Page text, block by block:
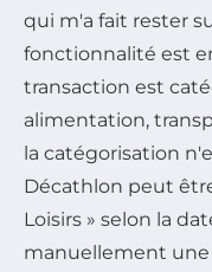
qui m'a fait rester
fonctionnalité est
transaction est
alimentation,
la catégorisation
Décathlon peut
Loisirs » selon la
manuellement une